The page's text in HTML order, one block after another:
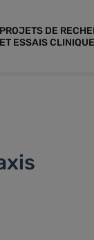
PROJETS DE
ET ESSAIS